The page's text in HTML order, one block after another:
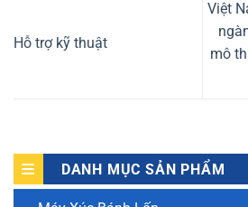
Hỗ trợ kỹ thuật
Việt
mô
DANH MỤC SẢN PHẨM